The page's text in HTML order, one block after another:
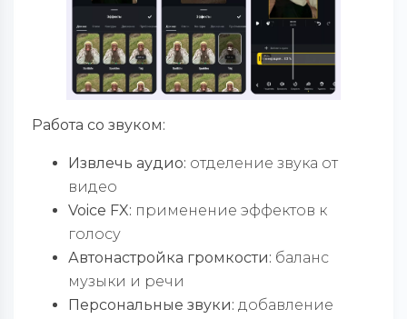
Работа со звуком:
Извлечь аудио: отделение звука от
видео
Voice FX: применение эффектов к
голосу
Автонастройка громкости: баланс
музыки и речи
Персональные звуки: добавление